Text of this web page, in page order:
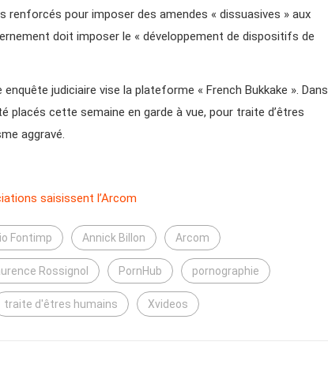
renforcés pour imposer des amendes « dissuasives » aux
doit imposer le « développement de dispositifs de
judiciaire vise la plateforme « French Bukkake ». Dans
cette semaine en garde à vue, pour traite d’êtres
aggravé.
saisissent l’Arcom
Fontimp Annick Billon Arcom
Rossignol PornHub pornographie
traite d'êtres humains Xvideos